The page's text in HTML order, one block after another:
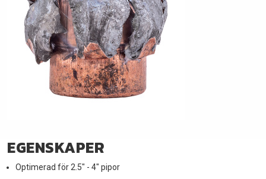
EGENSKAPER
Optimerad för 2.5" - 4" pipor